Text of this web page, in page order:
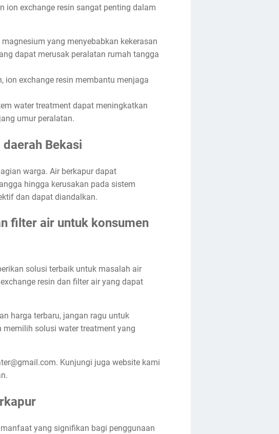
ion exchange resin sangat penting dalam
yang menyebabkan kekerasan
dapat merusak peralatan rumah tangga
ion exchange resin membantu menjaga
water treatment dapat meningkatkan
umur peralatan.
Bekasi
warga. Air berkapur dapat
hingga kerusakan pada sistem
dan dapat diandalkan.
filter air untuk konsumen
solusi terbaik untuk masalah air
resin dan filter air yang dapat
harga terbaru, jangan ragu untuk
solusi water treatment yang
Kunjungi juga website kami
yang signifikan bagi penggunaan